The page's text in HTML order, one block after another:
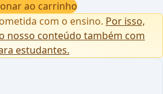
ao carrinho
com o ensino. Por isso,
nosso conteúdo também com
estudantes.